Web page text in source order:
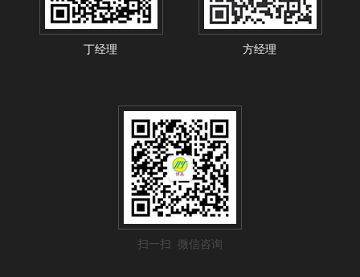
丁经理 方经理
扫一扫 微信咨询